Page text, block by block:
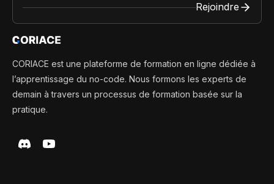
Rejoindre
CORIACE est une plateforme de formation en ligne dédiée à
l’apprentissage du no-code. Nous formons les experts de
demain à travers un processus de formation basée sur la
pratique.